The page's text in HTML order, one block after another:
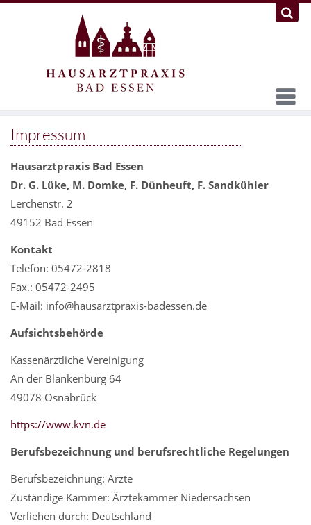
Impressum
Hausarztpraxis Bad Essen
Dr. G. Lüke, M. Domke, F. Dünheuft, F. Sandkühler
Lerchenstr. 2
49152 Bad Essen
Kontakt
Telefon: 05472-2818
Fax.: 05472-2495
E-Mail: info@hausarztpraxis-badessen.de
Aufsichtsbehörde
Kassenärztliche Vereinigung
An der Blankenburg 64
49078 Osnabrück
https://www.kvn.de
Berufsbezeichnung und berufsrechtliche Regelungen
Berufsbezeichnung: Ärzte
Zuständige Kammer: Ärztekammer Niedersachsen
Verliehen durch: Deutschland